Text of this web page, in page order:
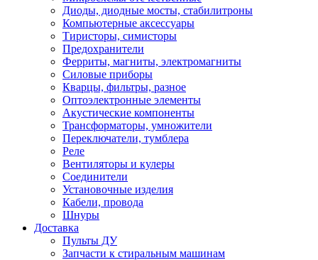
Диоды, диодные мосты, стабилитроны
Компьютерные аксессуары
Тиристоры, симисторы
Предохранители
Ферриты, магниты, электромагниты
Силовые приборы
Кварцы, фильтры, разное
Оптоэлектронные элементы
Акустические компоненты
Трансформаторы, умножители
Переключатели, тумблера
Реле
Вентиляторы и кулеры
Соединители
Установочные изделия
Кабели, провода
Шнуры
Доставка
Пульты ДУ
Запчасти к стиральным машинам